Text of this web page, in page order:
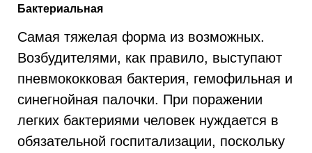
Бактериальная
Самая тяжелая форма из возможных.
Возбудителями, как правило, выступают
пневмококковая бактерия, гемофильная и
синегнойная палочки. При поражении
легких бактериями человек нуждается в
обязательной госпитализации, поскольку